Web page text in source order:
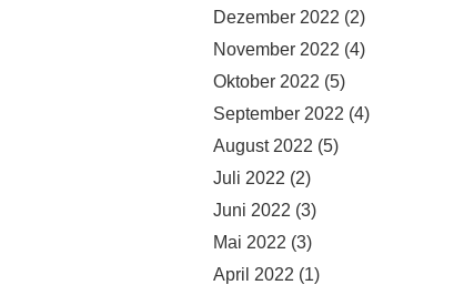
Dezember 2022 (2)
November 2022 (4)
Oktober 2022 (5)
September 2022 (4)
August 2022 (5)
Juli 2022 (2)
Juni 2022 (3)
Mai 2022 (3)
April 2022 (1)